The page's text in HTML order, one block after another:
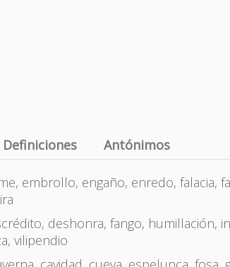
Definiciones Antónimos
embrollo, engaño, enredo, falacia,
deshonra, fango, humillación,
vilipendio